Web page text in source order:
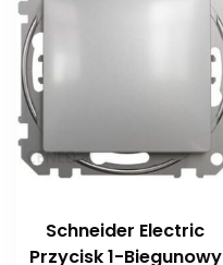
Schneider Electric
Przycisk 1-Biegunowy